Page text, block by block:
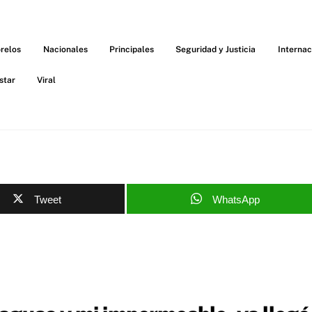
Nacionales Principales Seguridad y Justicia
Viral
Tweet WhatsApp